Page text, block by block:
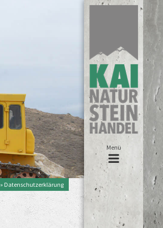
Menü
» Datenschutzerklärung